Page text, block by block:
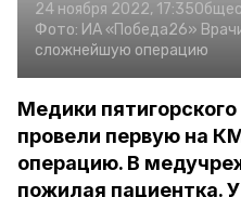
24 ноября 2022, 17:35
Фото: ИА «Победа26»
сложнейшую операцию
Медики
провели первую на
операцию. В
пожилая пациентка.